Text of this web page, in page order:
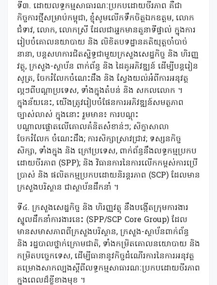
ទី៣. ដោយលទ្ធកម្មសាធារណៈប្រកបដោយចីរភាព គឺជា
កិច្ចការថ្មីសម្រាប់កម្ពុជា, ខ្ញុំសូមលើកទឹកចិត្តឯកឧត្តម, លោក
ជំទាវ, លោក, លោកស្រី ដែលជាអ្នកមានតួនាទីផ្ទាល់ ក្នុងការ
រៀបចំគោលនយាបាយ និង លិខិតបទដ្ឋានគតិយុត្តចាំបាច់
នានា, បន្តសហការជិតស្និទ្ធជាមួយក្រសួងសេដ្ឋកិច្ច និង ហិរញ្ញ
វត្ថុ, ក្រសួង-ស្ថាប័ន ពាក់ព័ន្ធ និង ដៃគូអភិវឌ្ឍន៍ ដើម្បីបន្តរៀន
សូត្រ, ចែករំលែកចំណេះដឹង និង ស្វែងយល់អំពីការអនុវត្ត
ល្អៗពីបណ្តាប្រទេស, ទាំងក្នុងតំបន់ និង សកលលោក ។
ក្នុងន័យនេះ, យើងត្រូវរៀបចំផែនការអភិវឌ្ឍន៍សមត្ថភាព
ច្បាស់លាស់ ក្នុងនោះ រួមមាន៖ ការបណ្តុះ
បណ្តាលផ្តោតលើគោលគំនិតសំខាន់ៗ; សិក្ខាសាលា
ចែករំលែក ចំណេះដឹង; ការសិក្សាស្រាវជ្រាវ; ទស្សនកិច្ច
សិក្សា, ទាំងក្នុង និង ក្រៅប្រទេស, ពាក់ព័ន្ធនឹងលទ្ធកម្មប្រកប
ដោយចីរភាព (SPP); និង វិធានការនៃការលើកកម្ពស់ការប្រើ
ប្រាស់ និង ផលិតកម្មប្រកបដោយនិរន្តរភាព (SCP) ដែលមាន
ក្រសួងបរិស្ថាន ជាស្ថាប័នដឹកនាំ ។
ទី៤. ក្រសួងសេដ្ឋកិច្ច និង ហិរញ្ញវត្ថុ នឹងបង្កើតក្រុមការងារ
ស្នូលដឹកនាំការងារនេះ (SPP/SCP Core Group) ដែល
មានសមាសភាពពីក្រសួងបរិស្ថាន, ក្រសួង-ស្ថាប័នពាក់ព័ន្ធ
និង រដ្ឋបាលថ្នាក់ក្រោមជាតិ, ទាំងកម្រិតគោលនយោបាយ និង
កម្រិតបច្ចេកទេស, ដើម្បីធានានូវកិច្ចដំណើរការនៃការអនុវត្ត
គម្រោងសាកល្បងស្តីពីលទ្ធកម្មសាធារណៈប្រកបដោយចីរភាព
ក្នុងពេលដ៏ខ្លីខាងមុខ ។